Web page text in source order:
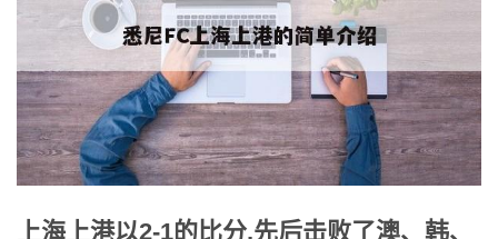
上海上港以2-1的比分,先后击败了澳、韩、